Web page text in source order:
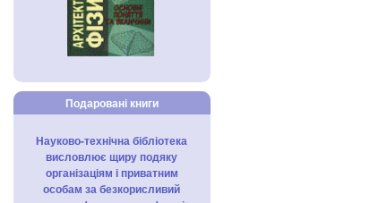
Подаровані книги
Науково-технічна бібліотека
висловлює щиру подяку
організаціям і приватним
особам за безкорисливий